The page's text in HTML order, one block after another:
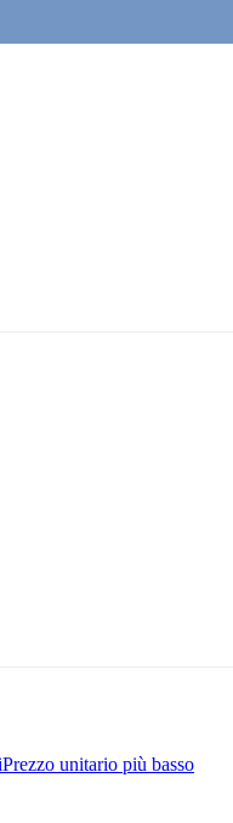
Prezzo unitario più basso